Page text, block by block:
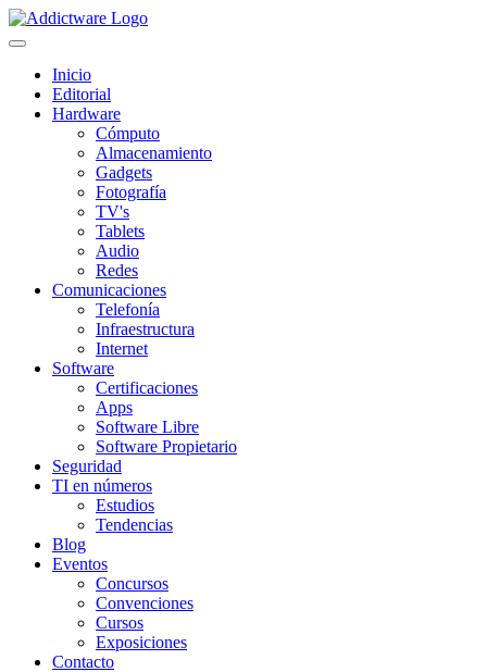
Inicio
Editorial
Hardware
Cómputo
Almacenamiento
Gadgets
Fotografía
TV's
Tablets
Audio
Redes
Comunicaciones
Telefonía
Infraestructura
Internet
Software
Certificaciones
Apps
Software Libre
Software Propietario
Seguridad
TI en números
Estudios
Tendencias
Blog
Eventos
Concursos
Convenciones
Cursos
Exposiciones
Contacto